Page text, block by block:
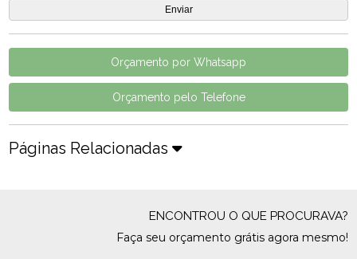
Orçamento por Whatsapp
Orçamento pelo Telefone
Páginas Relacionadas
ENCONTROU O QUE PROCURAVA?
Faça seu orçamento grátis agora mesmo!